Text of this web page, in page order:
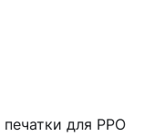
печатки для РРО